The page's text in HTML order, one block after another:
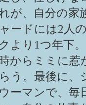
が、自分の家
ードには2人
より1つ年下
からミミに惹
う。最後に
ーマンで、